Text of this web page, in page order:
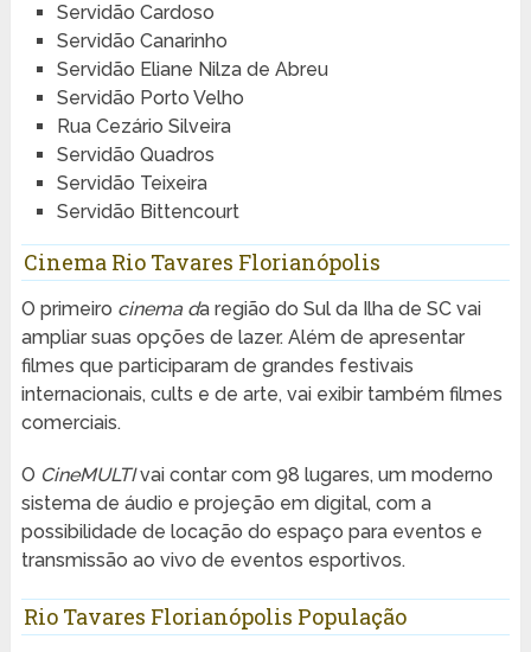
Servidão Cardoso
Servidão Canarinho
Servidão Eliane Nilza de Abreu
Servidão Porto Velho
Rua Cezário Silveira
Servidão Quadros
Servidão Teixeira
Servidão Bittencourt
Cinema Rio Tavares Florianópolis
O primeiro cinema da região do Sul da Ilha de SC vai
ampliar suas opções de lazer. Além de apresentar
filmes que participaram de grandes festivais
internacionais, cults e de arte, vai exibir também filmes
comerciais.
O CineMULTIvai contar com 98 lugares, um moderno
sistema de áudio e projeção em digital, com a
possibilidade de locação do espaço para eventos e
transmissão ao vivo de eventos esportivos.
Rio Tavares Florianópolis População